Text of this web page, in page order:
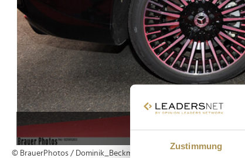
Zustimmung
© BrauerPhotos / Dominik_Beckmann